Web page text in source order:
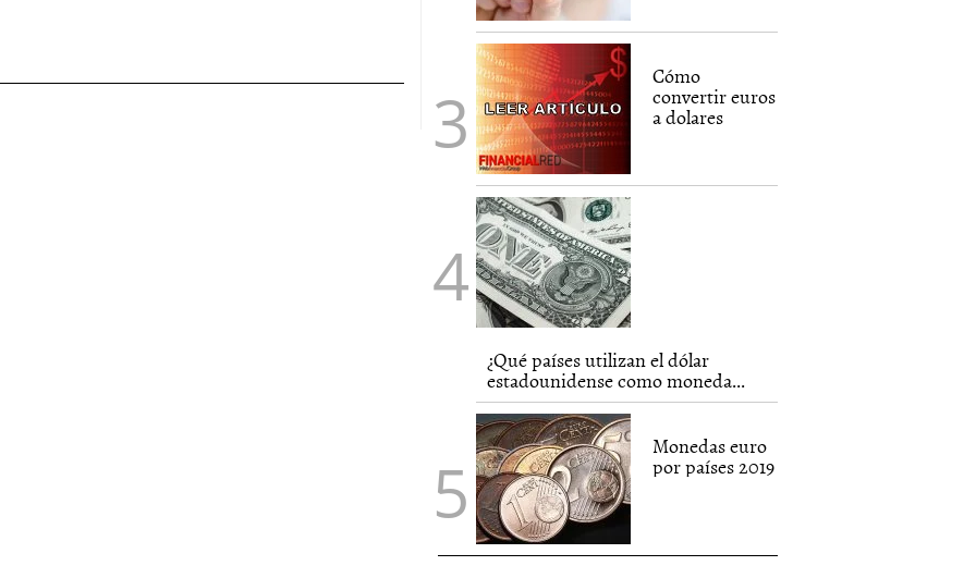
Cómo
convertir euros
a dolares
¿Qué países utilizan el dólar
estadounidense como moneda...
Monedas euro
por países 2019